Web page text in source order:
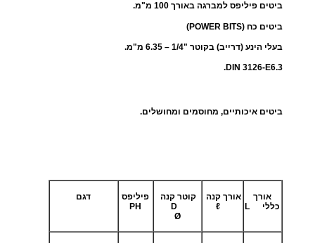
ביטים פיליפס למברגה באורך 100 מ"מ.
ביטים כח (POWER BITS
)
בעלי הינע (דרייב) בקוטר "1/4 – 6.35 מ"מ.
DIN 3126-E6.3
.
ביטים איכותיים, מחוסמים ומחושלים.
אורך
כללי
L
אורך קנה
ℓ
קוטר קנה
D
Ø
פיליפס
PH
דגם